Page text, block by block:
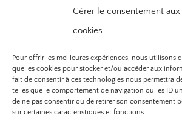
Gérer le consentement aux
cookies
Pour offrir les meilleures expériences, nous utilisons
que les cookies pour stocker et/ou accéder aux
fait de consentir à ces technologies nous permettra
telles que le comportement de navigation ou les ID
de ne pas consentir ou de retirer son consentement
sur certaines caractéristiques et fonctions.
Rejoignez ma newsletter!